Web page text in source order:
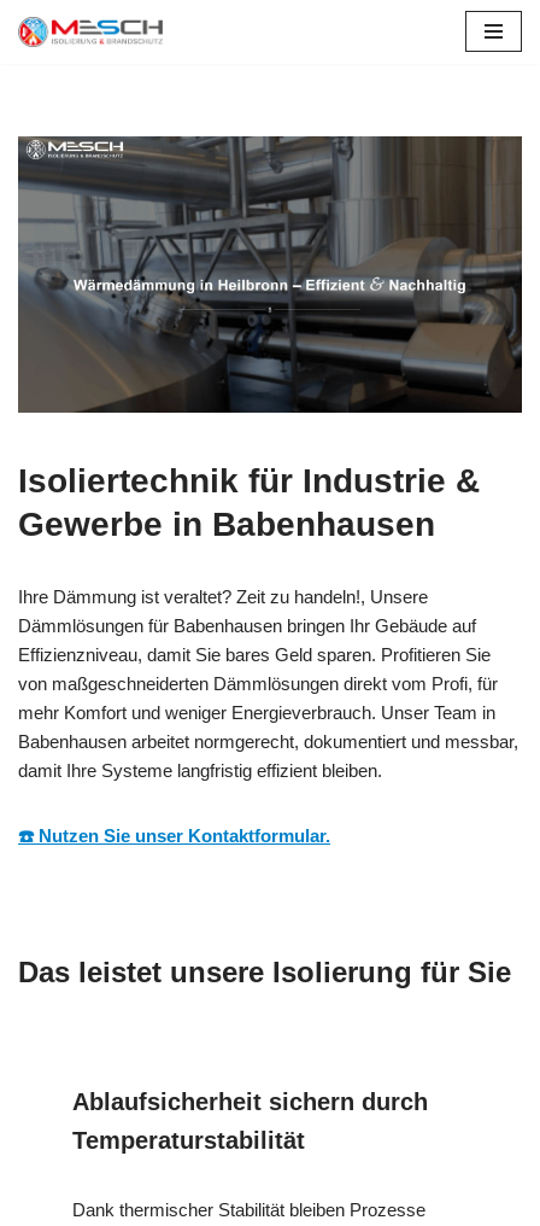
Isoliertechnik für Industrie &
Gewerbe in Babenhausen
Ihre Dämmung ist veraltet? Zeit zu handeln!, Unsere
Dämmlösungen für Babenhausen bringen Ihr Gebäude auf
Effizienzniveau, damit Sie bares Geld sparen. Profitieren Sie
von maßgeschneiderten Dämmlösungen direkt vom Profi, für
mehr Komfort und weniger Energieverbrauch. Unser Team in
Babenhausen arbeitet normgerecht, dokumentiert und messbar,
damit Ihre Systeme langfristig effizient bleiben.
☎️ Nutzen Sie unser Kontaktformular.
Das leistet unsere Isolierung für Sie
Ablaufsicherheit sichern durch
Temperaturstabilität
Dank thermischer Stabilität bleiben Prozesse